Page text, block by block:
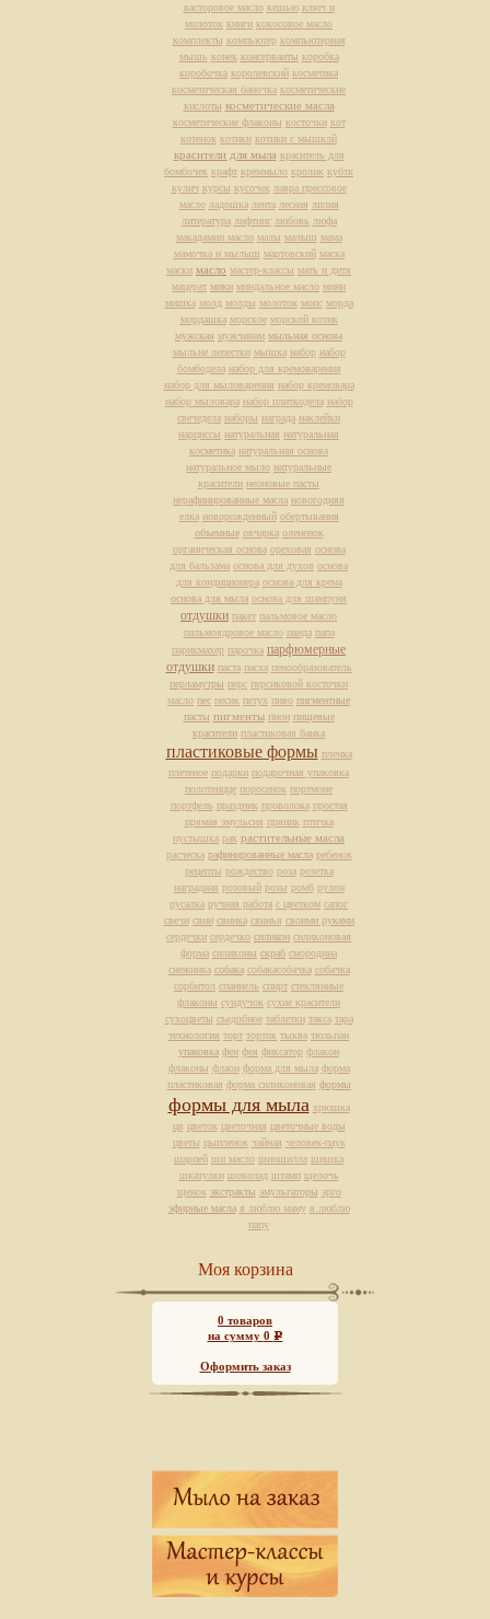
касторовое масло кешью ключ и
молоток книги кокосовое масло
комплекты компьютер компьютерная
мышь конек консерванты коробка
коробочка королевский косметика
косметическая баночка косметические
кислоты косметические масла
косметические флаконы косточки кот
котенок котики котики с мышклй
красители для мыла краситель для
бомбочек крафт креммыло кролик кубтк
кулич курсы кусочек лавра прессовое
масло ладошка лента лесная лилия
литература лифтинг любовь люфа
макадамии масло малы малыш мама
мамочка и мылыш мартовский маска
маски масло мастер-классы мать и дитя
мацерат мики миндальное масло мини
мишка молд молды молоток мопс морда
мордашка морское морской котик
мужская мужчинам мыльная основа
мыльне лепестки мышка набор набор
бомбодела набор для кремоварения
набор для мыловарения набор кремовара
набор мыловара набор плиткодела набор
свечедела наборы награда наклейки
нарциссы натуральная натуральная
косметика натуральная основа
натуральное мыло натуральные
красители неоновые пасты
нерафинированные масла новогодняя
елка новорожденный обертывания
объемные овчарка олененок
органическая основа ореховая основа
для бальзама основа для духов основа
для кондиционера основа для крема
основа для мыла основа для шампуня
отдушки пакет пальмовое масло
пальмоядровое масло панда папа
парикмахер парочка парфюмерные
отдушки паста пасха пенообразователь
перламутры перс персиковой косточки
масло пес песик петух пиво пигментные
пасты пигменты пион пищевые
красители пластиковая банка
пластиковые формы пленка
плетеное подарки подарочная упаковка
полотенцце поросенок портмоне
портфель праздник проволока простая
прямая эмульсия пряник птичка
пустышка рак растительные масла
расческа рафинированные масла ребенок
рецепты рождество роза розетка
наградная розовый розы ромб рулон
русалка ручная работа с цветком сапог
свечи свин свинка свинья своими руками
сердечки сердечко силикон силиконовая
форма силиконы скраб смородина
снежинка собака собакасобачка собачка
сорбитол спаниель спирт стеклянные
флаконы сундучок сухие красители
сухоцветы съедобное таблетки такса тара
технология торт тортик тыква тюльпан
упаковка фен фея фиксатор флакон
флаконы флаон форма для мыла форма
пластиковая форма силиконовая формы
формы для мыла хрюшка
цв цветок цветочная цветочные воды
цветы цыпленок чайная человек-паук
шарпей ши масло шиншилла шишка
шкатулки шоколад штамп щелочь
щенок экстракты эмульгаторы эрго
эфирные масла я люблю маму я люблю
папу
Моя корзина
0 товаров
на сумму 0 Р
Оформить заказ